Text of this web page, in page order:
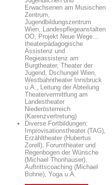
Erwachsenen am Musischen
Zentrum,
Jugendbildungszentrum
Wien, Landespflegeanstalten
OÖ, Projekt Neue Wege…
theaterpädagogische
Assistenz und
Regieassistenz am
Burgtheater, Theater der
Jugend, Dschungel Wien,
Westbahntheater Innsbruck
u.A., Leitung der Abteilung
Theatervermittlung am
Landestheater
Niederösterreich
(Karenzvertretung)
Diverse Fortbildungen:
Improvisationstheater (TAG),
Erzähltheater (Hubertus
Zorell), Forumtheater und
Regenbogen der Wünsche
(Michael Thonhauser),
Auftrittscoaching (Michael
Bohne), Yoga u.A.